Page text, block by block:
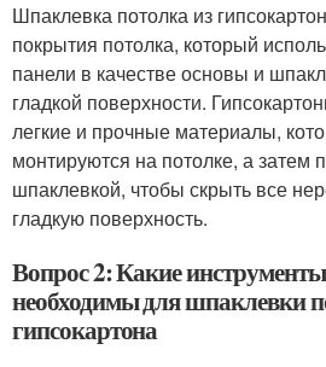
Шпаклевка потолка из
покрытия потолка, который
панели в качестве основы и
гладкой поверхности.
легкие и прочные материалы,
монтируются на потолке, а затем
шпаклевкой, чтобы скрыть все
гладкую поверхность.
Вопрос 2: Какие
необходимы для шпаклевки
гипсокартона